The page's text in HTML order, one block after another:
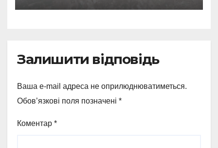
Залишити відповідь
Ваша e-mail адреса не оприлюднюватиметься.
Обов’язкові поля позначені *
Коментар *